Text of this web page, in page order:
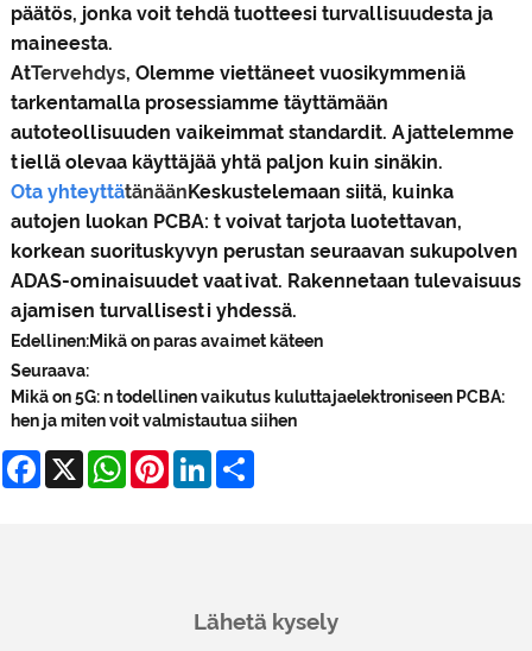
päätös, jonka voit tehdä tuotteesi turvallisuudesta ja
maineesta.
AtTervehdys, Olemme viettäneet vuosikymmeniä
tarkentamalla prosessiamme täyttämään
autoteollisuuden vaikeimmat standardit. Ajattelemme
tiellä olevaa käyttäjää yhtä paljon kuin sinäkin.
Ota yhteyttätänäänKeskustelemaan siitä, kuinka
autojen luokan PCBA: t voivat tarjota luotettavan,
korkean suorituskyvyn perustan seuraavan sukupolven
ADAS-ominaisuudet vaativat. Rakennetaan tulevaisuus
ajamisen turvallisesti yhdessä.
Edellinen:Mikä on paras avaimet käteen
Seuraava:
Mikä on 5G: n todellinen vaikutus kuluttajaelektroniseen PCBA:
hen ja miten voit valmistautua siihen
Facebook
X WhatsApp
PinterestLinkedIn
Lähetä kysely